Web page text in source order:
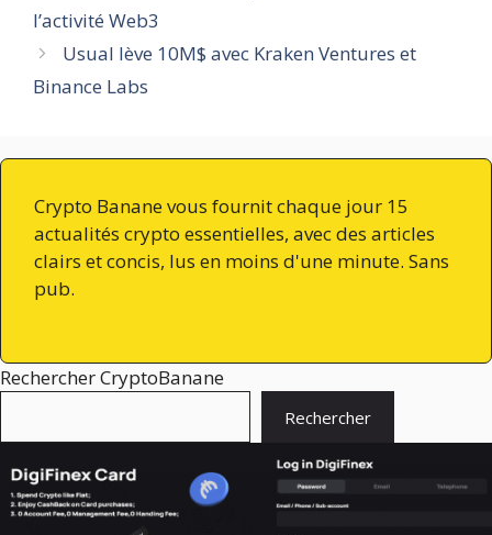
l’activité Web3
Usual lève 10M$ avec Kraken Ventures et
Binance Labs
Crypto Banane vous fournit chaque jour 15
actualités crypto essentielles, avec des articles
clairs et concis, lus en moins d'une minute. Sans
pub.
Rechercher CryptoBanane
Rechercher